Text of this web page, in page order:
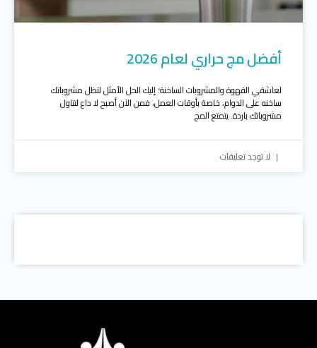
أفضل مج حراري لعام 2026
لعاشقي القهوة والمشروبات الساخنة؛ إليك الحل الأمثل لتظل مشروباتك
ساخنه على الدوام، خاصة بأوقات العمل، فمن الآن أصبح لا داع لتناول
مشروباتك باردة. يتمتع المج
لا توجد تعليقات